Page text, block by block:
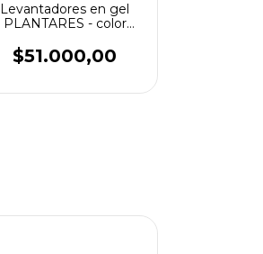
Levantadores en gel
PLANTARES - color
2u
$51.000,00